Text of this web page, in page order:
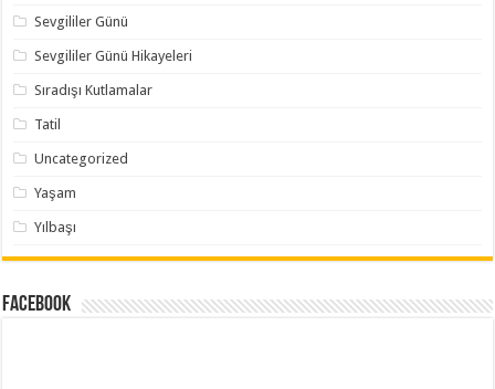
Sevgililer Günü
Sevgililer Günü Hikayeleri
Sıradışı Kutlamalar
Tatil
Uncategorized
Yaşam
Yılbaşı
Facebook